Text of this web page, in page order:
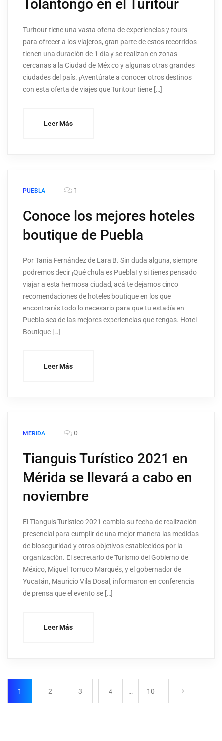
Tolantongo en el Turitour
Turitour tiene una vasta oferta de experiencias y tours
para ofrecer a los viajeros, gran parte de estos recorridos
tienen una duración de 1 día y se realizan en zonas
cercanas a la Ciudad de México y algunas otras grandes
ciudades del país. ¡Aventúrate a conocer otros destinos
con esta oferta de viajes que Turitour tiene […]
Leer Más
PUEBLA 1
Conoce los mejores hoteles
boutique de Puebla
Por Tania Fernández de Lara B. Sin duda alguna, siempre
podremos decir ¡Qué chula es Puebla! y si tienes pensado
viajar a esta hermosa ciudad, acá te dejamos cinco
recomendaciones de hoteles boutique en los que
encontrarás todo lo necesario para que tu estadía en
Puebla sea de las mejores experiencias que tengas. Hotel
Boutique […]
Leer Más
MERIDA 0
Tianguis Turístico 2021 en
Mérida se llevará a cabo en
noviembre
El Tianguis Turístico 2021 cambia su fecha de realización
presencial para cumplir de una mejor manera las medidas
de bioseguridad y otros objetivos establecidos por la
organización. El secretario de Turismo del Gobierno de
México, Miguel Torruco Marqués, y el gobernador de
Yucatán, Mauricio Vila Dosal, informaron en conferencia
de prensa que el evento se […]
Leer Más
1 2 3 4 … 10